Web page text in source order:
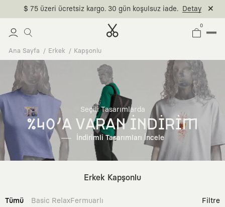
$ 75 üzeri ücretsiz kargo. 30 gün koşulsuz iade. Detay
0
Ana Sayfa Erkek Kapşonlu
Seçili Tasarımlarda
%40'A VARAN İNDİRİM
İndirimli Tasarımları İncele
Erkek Kapşonlu
Tümü Basic RelaxFermuarlı Filtre